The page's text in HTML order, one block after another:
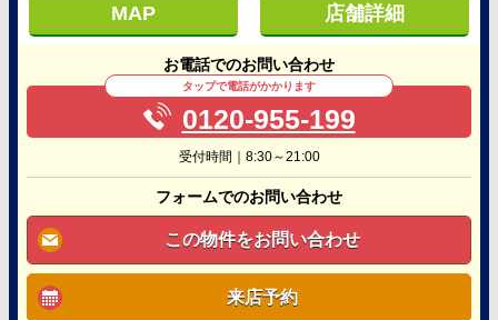
MAP 店舗詳細
お電話でのお問い合わせ
タップで電話がかかります
0120-955-199
受付時間｜8:30～21:00
フォームでのお問い合わせ
この物件をお問い合わせ
来店予約